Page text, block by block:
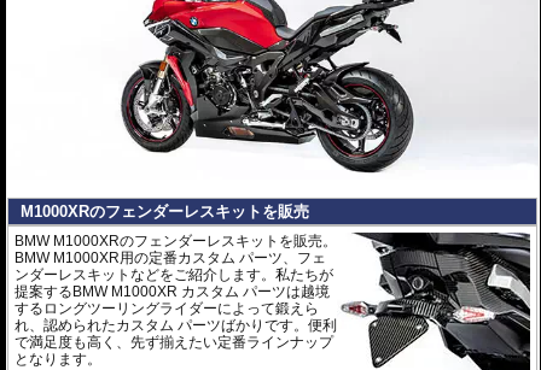
M1000XRのフェンダーレスキットを販売
BMW M1000XRのフェンダーレスキットを販売。
BMW M1000XR用の定番カスタム パーツ、フェ
ンダーレスキットなどをご紹介します。私たちが
提案するBMW M1000XR カスタム パーツは越境
するロングツーリングライダーによって鍛えら
れ、認められたカスタム パーツばかりです。便利
で満足度も高く、先ず揃えたい定番ラインナップ
となります。